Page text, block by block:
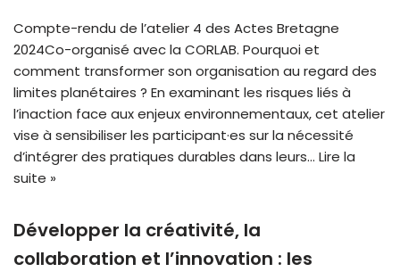
Compte-rendu de l’atelier 4 des Actes Bretagne
2024Co-organisé avec la CORLAB. Pourquoi et
comment transformer son organisation au regard des
limites planétaires ? En examinant les risques liés à
l’inaction face aux enjeux environnementaux, cet atelier
vise à sensibiliser les participant·es sur la nécessité
d’intégrer des pratiques durables dans leurs… Lire la
suite »
Développer la créativité, la
collaboration et l’innovation : les